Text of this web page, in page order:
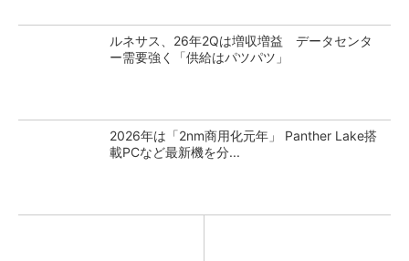
ルネサス、26年2Qは増収増益 データセンタ
ー需要強く「供給はパツパツ」
2026年は「2nm商用化元年」 Panther Lake搭
載PCなど最新機を分...